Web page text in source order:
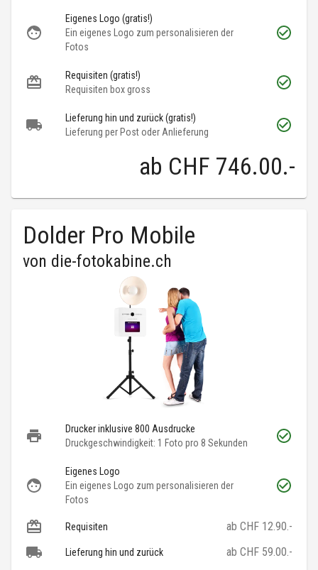
Eigenes Logo (gratis!)
Ein eigenes Logo zum personalisieren der
Fotos
Requisiten (gratis!)
Requisiten box gross
Lieferung hin und zurück (gratis!)
Lieferung per Post oder Anlieferung
ab CHF 746.00.-
Dolder Pro Mobile
von die-fotokabine.ch
Drucker inklusive 800 Ausdrucke
Druckgeschwindigkeit: 1 Foto pro 8 Sekunden
Eigenes Logo
Ein eigenes Logo zum personalisieren der
Fotos
Requisiten ab CHF 12.90.-
Lieferung hin und zurück ab CHF 59.00.-